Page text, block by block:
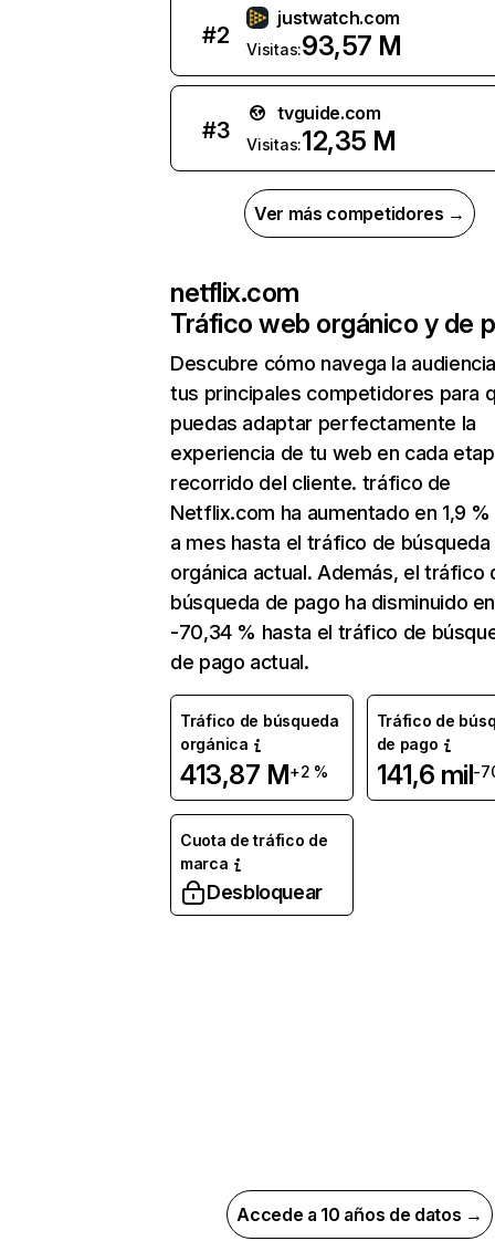
#2
justwatch.com
Visitas:93,57 M
#3
tvguide.com
Visitas:12,35 M
Ver más competidores →
netflix.com
Tráfico web orgánico y de
Descubre cómo navega la
tus principales competidores para
puedas adaptar perfectamente la
experiencia de tu web en cada
recorrido del cliente. tráfico de
Netflix.com ha aumentado en 1,9
a mes hasta el tráfico de búsqueda
orgánica actual. Además, el tráfico
búsqueda de pago ha disminuido en
-70,34 % hasta el tráfico de
de pago actual.
Tráfico de búsqueda
orgánica
413,87 M+2 %
Tráfico de
de pago
141,6 mil-
Cuota de tráfico de
marca
Desbloquear
Accede a 10 años de datos →